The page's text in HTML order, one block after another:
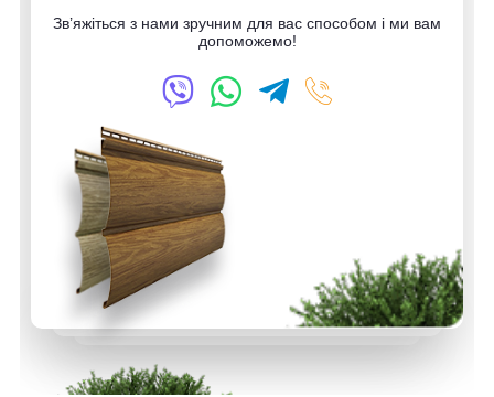
Зв’яжіться з нами зручним для вас способом і ми вам
допоможемо!